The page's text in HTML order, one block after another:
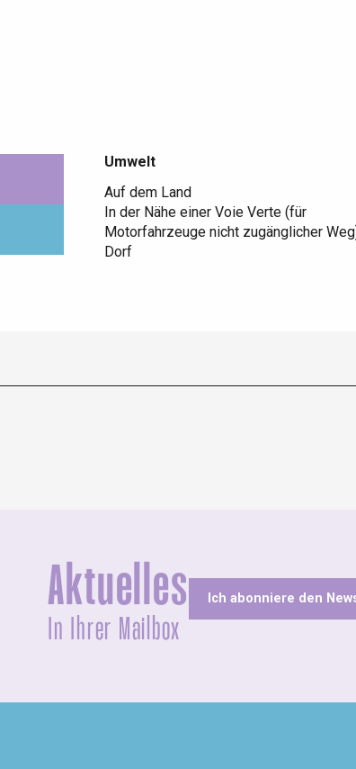
Umwelt
Umwelt
Auf dem Land
In der Nähe einer Voie Verte (für
Motorfahrzeuge nicht zugänglicher
Dorf
Aktuelles
In Ihrer Mailbox
Ich abonniere den